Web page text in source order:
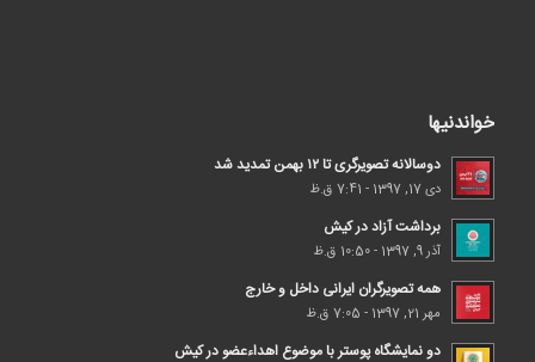
خواندنیها
دوسالانه تصویرگری تا ۱۲ بهمن تمدید شد
دی 17, 1397 - 7:41 ق.ظ
برداشت آزاد در کیش
آذر 9, 1397 - 10:50 ق.ظ
همه تصویرگران ایرانی داخل و خارج
مهر 21, 1397 - 7:05 ق.ظ
دو نمایشگاه پوستر با موضوع اهداء‌عضو در کیش